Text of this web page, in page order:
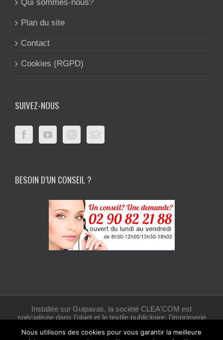
Qui sommes-nous?
Plan du site
Contact
Cookies (RGPD)
SUIVEZ-NOUS
BESOIN D’UN CONSEIL ?
Installée sur Guipavas, la société CLEA'COM est
spécialisée dans l'objet et le textile publicitaire, l'imprimerie
Nous utilisons des cookies pour vous garantir la meilleure